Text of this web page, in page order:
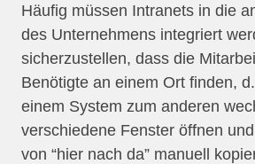
Häufig müssen Intranets in die
des Unternehmens integriert
sicherzustellen, dass die
Benötigte an einem Ort finden,
einem System zum anderen
verschiedene Fenster öffnen
von “hier nach da” manuell